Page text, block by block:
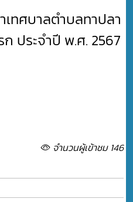
เทศบาลตำบลทาปลา
ประจำปี พ.ศ. 2567
จำนวนผู้เข้าชม 146